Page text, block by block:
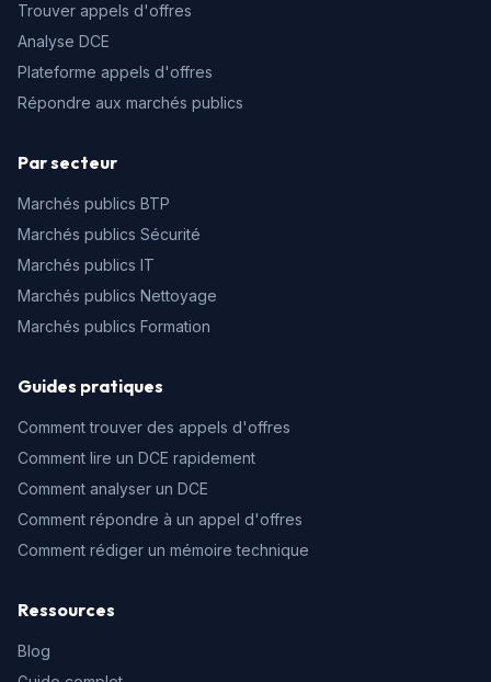
Trouver appels d'offres
Analyse DCE
Plateforme appels d'offres
Répondre aux marchés publics
Par secteur
Marchés publics BTP
Marchés publics Sécurité
Marchés publics IT
Marchés publics Nettoyage
Marchés publics Formation
Guides pratiques
Comment trouver des appels d'offres
Comment lire un DCE rapidement
Comment analyser un DCE
Comment répondre à un appel d'offres
Comment rédiger un mémoire technique
Ressources
Blog